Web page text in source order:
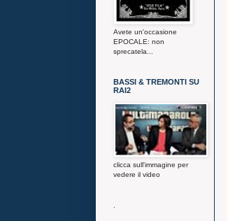
Avete un'occasione
EPOCALE: non
sprecatela...
BASSI & TREMONTI SU
RAI2
clicca sull'immagine per
vedere il video